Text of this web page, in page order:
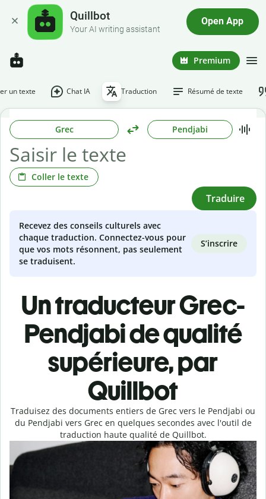
Quillbot
Your AI writing assistant
Open App
Premium
un texte Chat IA Traduction Résumé de texte
Grec Pendjabi
Coller le texte
Traduire
Recevez des conseils culturels avec
chaque traduction. Connectez-vous pour
que vos mots résonnent, pas seulement
se traduisent.
S’inscrire
Un traducteur Grec-
Pendjabi de qualité
supérieure, par
Quillbot
Traduisez des documents entiers de Grec vers le Pendjabi ou
du Pendjabi vers Grec en quelques secondes avec l'outil de
traduction haute qualité de Quillbot.